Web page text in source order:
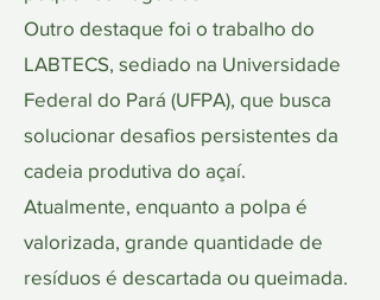
Outro destaque foi o trabalho do
LABTECS, sediado na Universidade
Federal do Pará (UFPA), que busca
solucionar desafios persistentes da
cadeia produtiva do açaí.
Atualmente, enquanto a polpa é
valorizada, grande quantidade de
resíduos é descartada ou queimada.